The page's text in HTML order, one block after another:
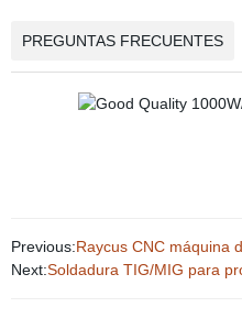
PREGUNTAS FRECUENTES
Previous:Raycus CNC máquina
Next:Soldadura TIG/MIG para